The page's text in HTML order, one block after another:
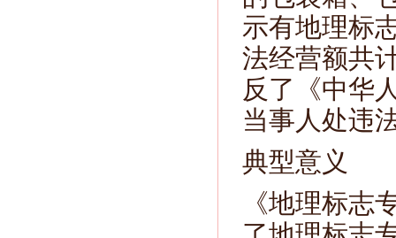
示有地理标
法经营额共
反了《中华
当事人处违
典型意义
《地理标志